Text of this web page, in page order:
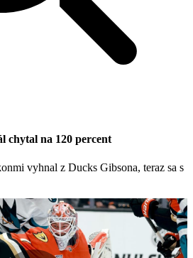
chytal na 120 percent
vyhnal z Ducks Gibsona, teraz sa s